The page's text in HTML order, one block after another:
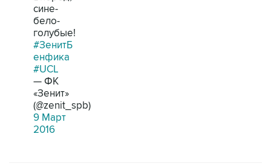
сине-
бело-
голубые!
#ЗенитБ
енфика
#UCL
— ФК
«Зенит»
(@zenit_spb)
9 Март
2016